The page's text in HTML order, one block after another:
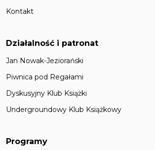
Kontakt
Działalność i patronat
Jan Nowak-Jeziorański
Piwnica pod Regałami
Dyskusyjny Klub Książki
Undergroundowy Klub Książkowy
Programy